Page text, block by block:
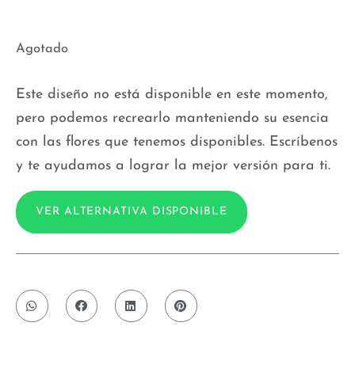
Agotado
Este diseño no está disponible en este momento,
pero podemos recrearlo manteniendo su esencia
con las flores que tenemos disponibles. Escríbenos
y te ayudamos a lograr la mejor versión para ti.
VER ALTERNATIVA DISPONIBLE